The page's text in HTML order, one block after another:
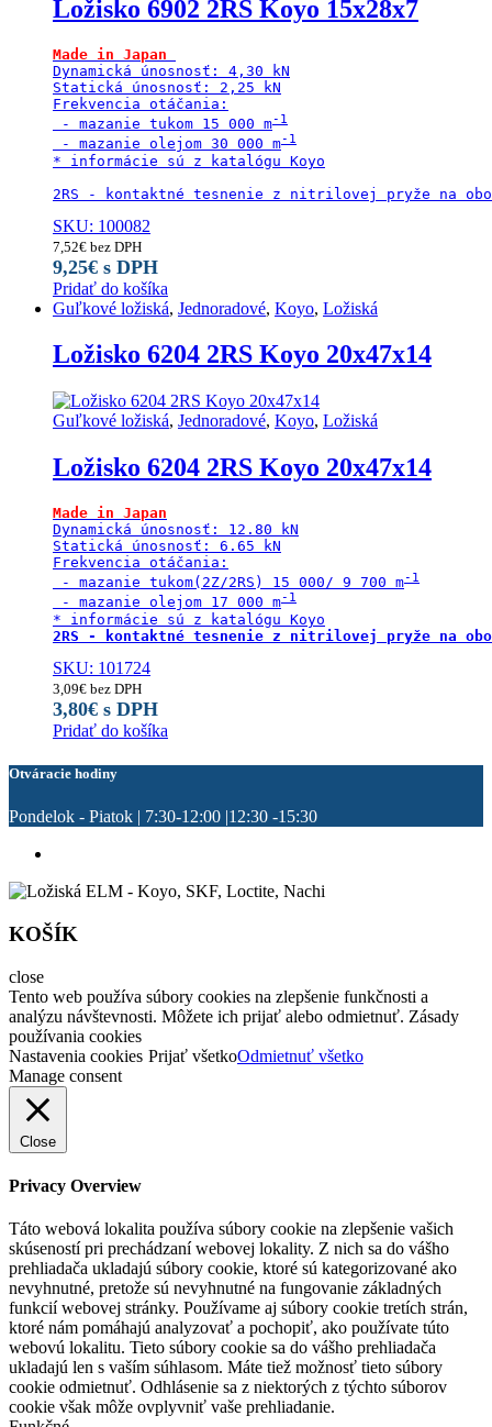
Ložisko 6902 2RS Koyo 15x28x7
Made in Japan
Dynamická únosnosť: 4,30 kN
Statická únosnosť: 2,25 kN
Frekvencia otáčania:
- mazanie tukom 15 000 m
- mazanie olejom 30 000 m
* informácie sú z katalógu Koyo
2RS - kontaktné tesnenie z nitrilovej pryže na
SKU: 100082
7,52€ bez DPH
9,25€ s DPH
Pridať do košíka
Guľkové ložiská, Jednoradové, Koyo, Ložiská
Ložisko 6204 2RS Koyo 20x47x14
Guľkové ložiská, Jednoradové, Koyo, Ložiská
Ložisko 6204 2RS Koyo 20x47x14
Made in Japan
Dynamická únosnosť: 12.80 kN
Statická únosnosť: 6.65 kN
Frekvencia otáčania:
- mazanie tukom(2Z/2RS) 15 000/ 9 700 m
- mazanie olejom 17 000 m
2RS - kontaktné tesnenie z nitrilovej pryže na
SKU: 101724
3,09€ bez DPH
3,80€ s DPH
Pridať do košíka
Otváracie hodiny
Pondelok - Piatok | 7:30-12:00 |12:30 -15:30
KOŠÍK
close
Tento web používa súbory cookies na zlepšenie funkčnosti a
analýzu návštevnosti. Môžete ich prijať alebo odmietnuť. Zásady
používania cookies
Nastavenia cookies Prijať všetkoOdmietnuť všetko
Manage consent
Close
Privacy Overview
Táto webová lokalita používa súbory cookie na zlepšenie vašich
skúseností pri prechádzaní webovej lokality. Z nich sa do vášho
prehliadača ukladajú súbory cookie, ktoré sú kategorizované ako
nevyhnutné, pretože sú nevyhnutné na fungovanie základných
funkcií webovej stránky. Používame aj súbory cookie tretích strán,
ktoré nám pomáhajú analyzovať a pochopiť, ako používate túto
webovú lokalitu. Tieto súbory cookie sa do vášho prehliadača
ukladajú len s vaším súhlasom. Máte tiež možnosť tieto súbory
cookie odmietnuť. Odhlásenie sa z niektorých z týchto súborov
cookie však môže ovplyvniť vaše prehliadanie.